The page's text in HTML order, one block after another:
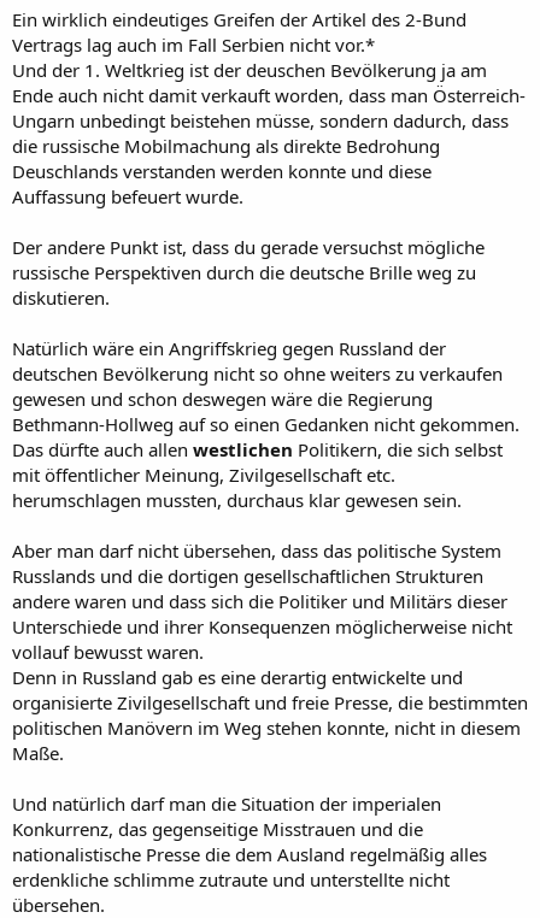
Ein wirklich eindeutiges Greifen der Artikel des 2-Bund
Vertrags lag auch im Fall Serbien nicht vor.*
Und der 1. Weltkrieg ist der deuschen Bevölkerung ja am
Ende auch nicht damit verkauft worden, dass man Österreich-
Ungarn unbedingt beistehen müsse, sondern dadurch, dass
die russische Mobilmachung als direkte Bedrohung
Deuschlands verstanden werden konnte und diese
Auffassung befeuert wurde.
Der andere Punkt ist, dass du gerade versuchst mögliche
russische Perspektiven durch die deutsche Brille weg zu
diskutieren.
Natürlich wäre ein Angriffskrieg gegen Russland der
deutschen Bevölkerung nicht so ohne weiters zu verkaufen
gewesen und schon deswegen wäre die Regierung
Bethmann-Hollweg auf so einen Gedanken nicht gekommen.
Das dürfte auch allen westlichen Politikern, die sich selbst
mit öffentlicher Meinung, Zivilgesellschaft etc.
herumschlagen mussten, durchaus klar gewesen sein.
Aber man darf nicht übersehen, dass das politische System
Russlands und die dortigen gesellschaftlichen Strukturen
andere waren und dass sich die Politiker und Militärs dieser
Unterschiede und ihrer Konsequenzen möglicherweise nicht
vollauf bewusst waren.
Denn in Russland gab es eine derartig entwickelte und
organisierte Zivilgesellschaft und freie Presse, die bestimmten
politischen Manövern im Weg stehen konnte, nicht in diesem
Maße.
Und natürlich darf man die Situation der imperialen
Konkurrenz, das gegenseitige Misstrauen und die
nationalistische Presse die dem Ausland regelmäßig alles
erdenkliche schlimme zutraute und unterstellte nicht
übersehen.